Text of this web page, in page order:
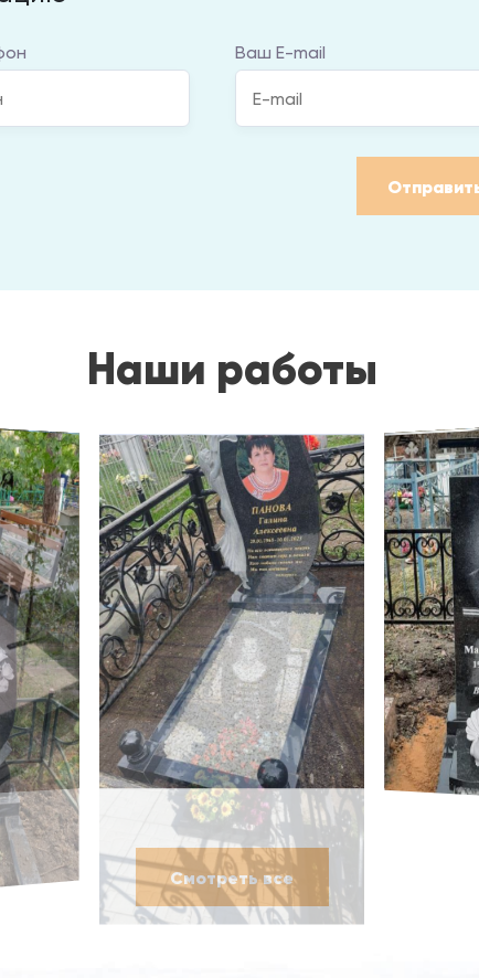
Ваш E-mail
Наши работы
Смотреть все